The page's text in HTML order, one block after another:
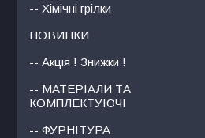
-- Хімічні грілки
НОВИНКИ
-- Акція ! Знижки !
-- МАТЕРІАЛИ ТА
КОМПЛЕКТУЮЧІ
-- ФУРНІТУРА